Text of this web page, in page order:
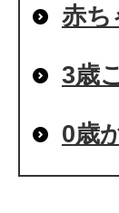
赤ち
3歳
0歳